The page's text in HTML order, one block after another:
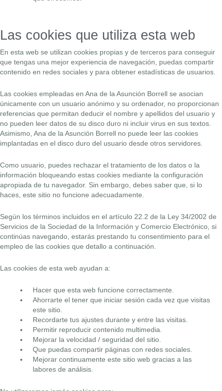
Las cookies que utiliza esta web
En esta web se utilizan cookies propias y de terceros para conseguir
que tengas una mejor experiencia de navegación, puedas compartir
contenido en redes sociales y para obtener estadísticas de usuarios.
Las cookies empleadas en Ana de la Asunción Borrell se asocian
únicamente con un usuario anónimo y su ordenador, no proporcionan
referencias que permitan deducir el nombre y apellidos del usuario y
no pueden leer datos de su disco duro ni incluir virus en sus textos.
Asimismo, Ana de la Asunción Borrell no puede leer las cookies
implantadas en el disco duro del usuario desde otros servidores.
Como usuario, puedes rechazar el tratamiento de los datos o la
información bloqueando estas cookies mediante la configuración
apropiada de tu navegador. Sin embargo, debes saber que, si lo
haces, este sitio no funcione adecuadamente.
Según los términos incluidos en el artículo 22.2 de la Ley 34/2002 de
Servicios de la Sociedad de la Información y Comercio Electrónico, si
continúas navegando, estarás prestando tu consentimiento para el
empleo de las cookies que detallo a continuación.
Las cookies de esta web ayudan a:
Hacer que esta web funcione correctamente.
Ahorrarte el tener que iniciar sesión cada vez que visitas
este sitio.
Recordarte tus ajustes durante y entre las visitas.
Permitir reproducir contenido multimedia.
Mejorar la velocidad / seguridad del sitio.
Que puedas compartir páginas con redes sociales.
Mejorar continuamente este sitio web gracias a las
labores de análisis.